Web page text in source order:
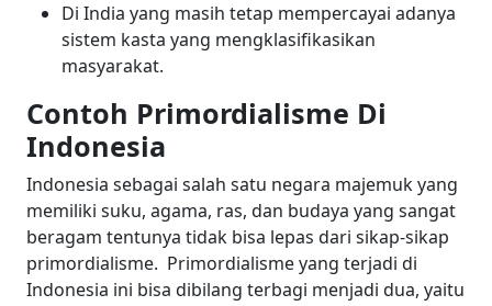
Di India yang masih tetap mempercayai adanya
sistem kasta yang mengklasifikasikan
masyarakat.
Contoh Primordialisme Di
Indonesia
Indonesia sebagai salah satu negara majemuk yang
memiliki suku, agama, ras, dan budaya yang sangat
beragam tentunya tidak bisa lepas dari sikap-sikap
primordialisme. Primordialisme yang terjadi di
Indonesia ini bisa dibilang terbagi menjadi dua, yaitu